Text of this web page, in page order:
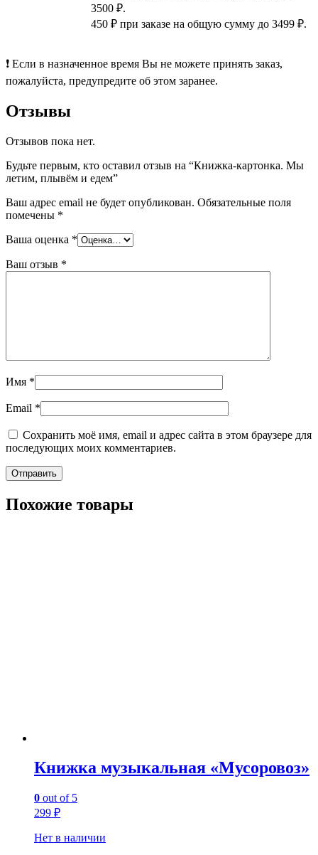
3500 ₽.
450 ₽ при заказе на общую сумму до 3499 ₽.
❗ Если в назначенное время Вы не можете принять заказ,
пожалуйста, предупредите об этом заранее.
Отзывы
Отзывов пока нет.
Будьте первым, кто оставил отзыв на “Книжка-картонка. Мы
летим, плывём и едем”
Ваш адрес email не будет опубликован. Обязательные поля
помечены *
Ваша оценка *
Ваш отзыв *
Имя *
Email *
Сохранить моё имя, email и адрес сайта в этом браузере для
последующих моих комментариев.
Похожие товары
Книжка музыкальная «Мусоровоз»
0 out of 5
299 ₽
Нет в наличии